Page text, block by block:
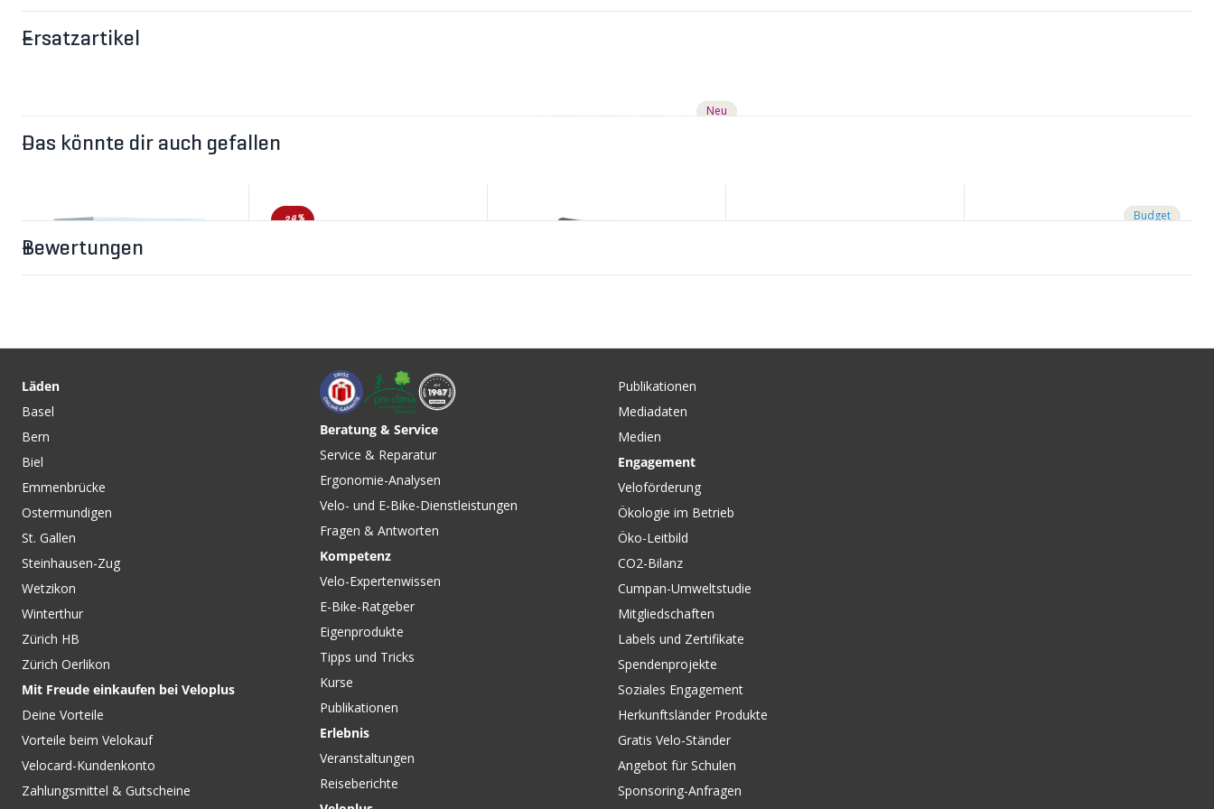
Ersatzartikel
Neu
Das könnte dir auch gefallen
CHF 9.90
SCHWALBE STANDARD
Schlauch Clik schwarz von
SCHWALBE
-24%
CHF 12.70 CHF 16.90
GAADI Schlauch schwarz von
SCHWALBE FATBIKE
Schlauch schwarz von
SCHWALBE
Budget
Bewertungen
Läden
Basel
Bern
Biel
Emmenbrücke
Ostermundigen
St. Gallen
Steinhausen-Zug
Wetzikon
Winterthur
Zürich HB
Zürich Oerlikon
Mit Freude einkaufen bei Veloplus
Deine Vorteile
Vorteile beim Velokauf
Velocard-Kundenkonto
Zahlungsmittel & Gutscheine
Beratung & Service
Service & Reparatur
Ergonomie-Analysen
Velo- und E-Bike-Dienstleistungen
Fragen & Antworten
Kompetenz
Velo-Expertenwissen
E-Bike-Ratgeber
Eigenprodukte
Tipps und Tricks
Kurse
Publikationen
Erlebnis
Veranstaltungen
Reiseberichte
Publikationen
Mediadaten
Medien
Engagement
Veloförderung
Ökologie im Betrieb
Öko-Leitbild
CO2-Bilanz
Cumpan-Umweltstudie
Mitgliedschaften
Labels und Zertifikate
Spendenprojekte
Soziales Engagement
Herkunftsländer Produkte
Gratis Velo-Ständer
Angebot für Schulen
Sponsoring-Anfragen